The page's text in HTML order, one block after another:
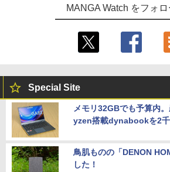
MANGA Watch をフォ
Special Site
メモリ32GBでも予算内
yzen搭載dynabookを2
鳥肌ものの「DENON
した！